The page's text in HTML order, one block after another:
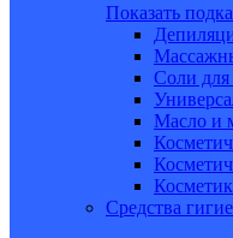
Показать
Соли для
Масло и
Средства